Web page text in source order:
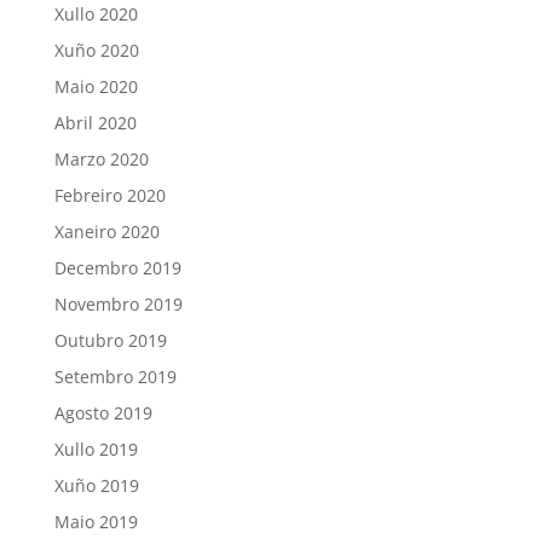
Xullo 2020
Xuño 2020
Maio 2020
Abril 2020
Marzo 2020
Febreiro 2020
Xaneiro 2020
Decembro 2019
Novembro 2019
Outubro 2019
Setembro 2019
Agosto 2019
Xullo 2019
Xuño 2019
Maio 2019